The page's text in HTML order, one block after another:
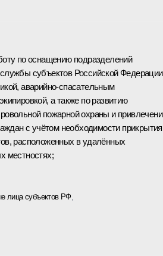
по оснащению подразделений
субъектов Российской Федерации
аварийно-спасательным
а также по развитию
пожарной охраны и
с учётом необходимости прикрытия
расположенных в удалённых
местностях;
лица субъектов РФ,